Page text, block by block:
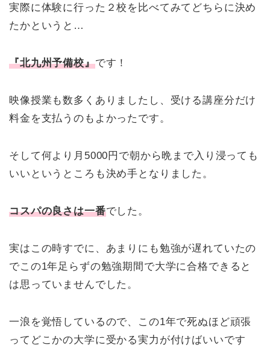
実際に体験に行った２校を比べてみてどちらに決め
たかというと…
『北九州予備校』です！
映像授業も数多くありましたし、受ける講座分だけ
料金を支払うのもよかったです。
そして何より月5000円で朝から晩まで入り浸っても
いいというところも決め手となりました。
コスパの良さは一番でした。
実はこの時すでに、あまりにも勉強が遅れていたの
でこの1年足らずの勉強期間で大学に合格できると
は思っていませんでした。
一浪を覚悟しているので、この1年で死ぬほど頑張
ってどこかの大学に受かる実力が付けばいいです